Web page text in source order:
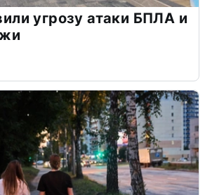
угрозу атаки БПЛА и